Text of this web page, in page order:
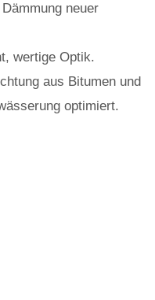
neuer
wertige Optik.
aus Bitumen und
optimiert.